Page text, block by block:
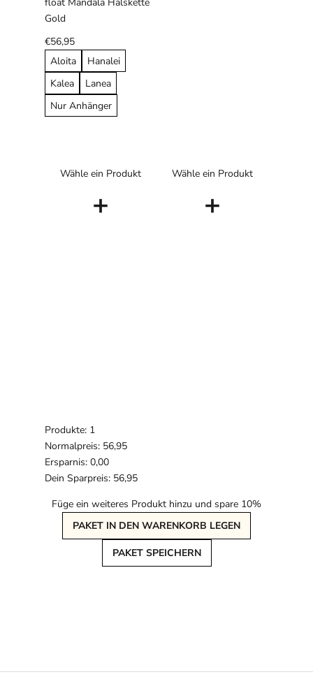
Gold
€56,95
Aloita
Hanalei
Kalea
Lanea
Nur Anhänger
Wähle ein Produkt
+
Wähle ein Produkt
+
Produkte: 1
Normalpreis: 56,95
Ersparnis: 0,00
Dein Sparpreis: 56,95
Füge ein weiteres Produkt hinzu und spare 10%
PAKET IN DEN WARENKORB LEGEN
PAKET SPEICHERN